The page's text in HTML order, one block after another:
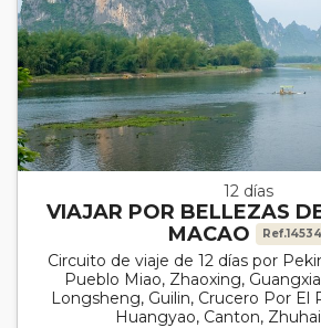
12 días
VIAJAR POR BELLEZAS
MACAO
Ref.14534
Circuito de viaje de 12 días por
Pueblo Miao, Zhaoxing,
Longsheng, Guilin, Crucero Por El
Huangyao, Canton,